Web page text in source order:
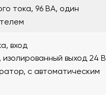
тока, 96 ВА, один
вход
выход 24 В
с автоматическим